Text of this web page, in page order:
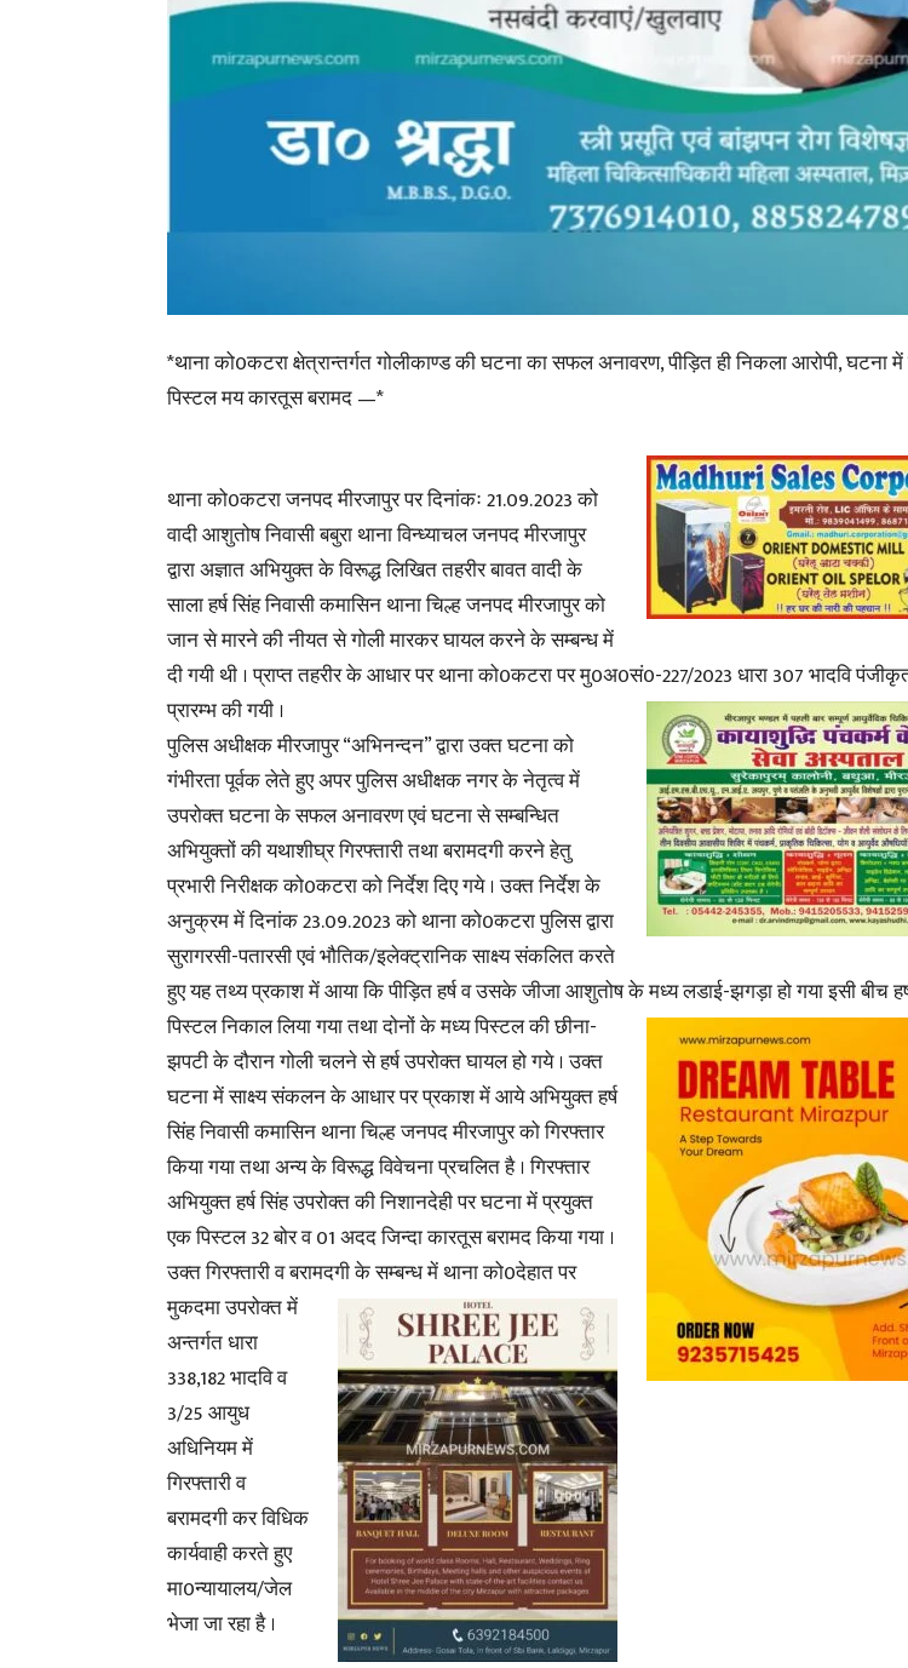
Hindi,
Hindi
News
Paper
*थाना को0कटरा क्षेत्रान्तर्गत गोलीकाण्ड की घटना का सफल अनावरण, पीड़ित ही निकला आरोपी, घटना
पिस्टल मय कारतूस बरामद —*
थाना को0कटरा जनपद मीरजापुर पर दिनांकः 21.09.2023 को
वादी आशुतोष निवासी बबुरा थाना विन्ध्याचल जनपद मीरजापुर
द्वारा अज्ञात अभियुक्त के विरूद्ध लिखित तहरीर बावत वादी के
साला हर्ष सिंह निवासी कमासिन थाना चिल्ह जनपद मीरजापुर को
जान से मारने की नीयत से गोली मारकर घायल करने के सम्बन्ध में
दी गयी थी । प्राप्त तहरीर के आधार पर थाना को0कटरा पर मु0अ0सं0-227/2023 धारा 307 भादवि
प्रारम्भ की गयी ।
पुलिस अधीक्षक मीरजापुर “अभिनन्दन” द्वारा उक्त घटना को
गंभीरता पूर्वक लेते हुए अपर पुलिस अधीक्षक नगर के नेतृत्व में
उपरोक्त घटना के सफल अनावरण एवं घटना से सम्बन्धित
अभियुक्तों की यथाशीघ्र गिरफ्तारी तथा बरामदगी करने हेतु
प्रभारी निरीक्षक को0कटरा को निर्देश दिए गये । उक्त निर्देश के
अनुक्रम में दिनांक 23.09.2023 को थाना को0कटरा पुलिस द्वारा
सुरागरसी-पतारसी एवं भौतिक/इलेक्ट्रानिक साक्ष्य संकलित करते
हुए यह तथ्य प्रकाश में आया कि पीड़ित हर्ष व उसके जीजा आशुतोष के मध्य लडाई-झगड़ा हो गया इसी बीच हर्ष
पिस्टल निकाल लिया गया तथा दोनों के मध्य पिस्टल कीछीना-
झपटी के दौरान गोली चलने से हर्ष उपरोक्त घायल हो गये । उक्त
घटना में साक्ष्य संकलन के आधार पर प्रकाश में आये अभियुक्त हर्ष
सिंह निवासी कमासिन थाना चिल्ह जनपद मीरजापुर को गिरफ्तार
किया गया तथा अन्य के विरूद्ध विवेचना प्रचलित है । गिरफ्तार
अभियुक्त हर्ष सिंह उपरोक्त की निशानदेही पर घटना में प्रयुक्त
एक पिस्टल 32 बोर व 01 अदद जिन्दा कारतूस बरामद किया गया ।
उक्त गिरफ्तारी व बरामदगी के सम्बन्ध में थाना को0देहात पर
मुकदमा उपरोक्त में
अन्तर्गत धारा
338,182 भादवि व
3/25 आयुध
अधिनियम में
गिरफ्तारी व
बरामदगी कर विधिक
कार्यवाही करते हुए
मा0न्यायालय/जेल
भेजा जा रहा है ।